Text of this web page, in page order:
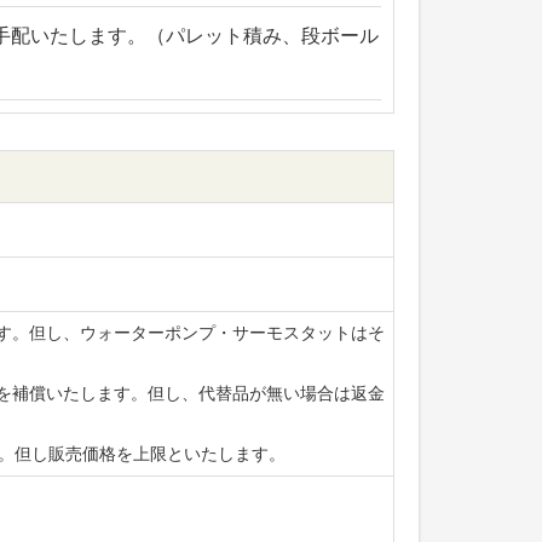
いたします。（パレット積み、段ボール
但し、ウォーターポンプ・サーモスタットはそ
償いたします。但し、代替品が無い場合は返金
し販売価格を上限といたします。